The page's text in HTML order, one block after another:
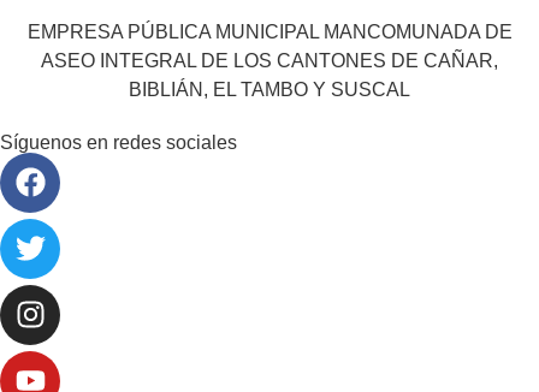
EMPRESA PÚBLICA MUNICIPAL MANCOMUNADA DE
ASEO INTEGRAL DE LOS CANTONES DE CAÑAR,
BIBLIÁN, EL TAMBO Y SUSCAL
Síguenos en redes sociales